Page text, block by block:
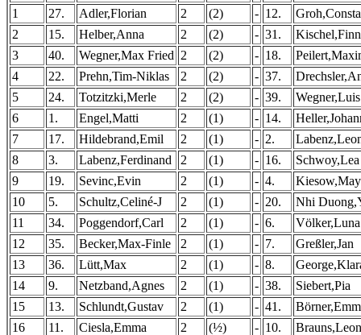
1
27. Adler,Florian 2 (2) - 12.
2
15. Helber,Anna 2 (2) - 31.
Kischel,Finn
3
40. Wegner,Max Fried 2 (2) - 18.
4
22. Prehn,Tim-Niklas 2 (2) - 37.
5
24. Totzitzki,Merle 2 (2) - 39.
6
1. Engel,Matti 2 (1) - 14.
7
17. Hildebrand,Emil 2 (1) - 2.
8
3. Labenz,Ferdinand 2 (1) - 16.
Schwoy,Lea
9
19. Sevinc,Evin 2 (1) - 4.
10
5. Schultz,Celiné-J 2 (1) - 20.
Nhi
11
34. Poggendorf,Carl 2 (1) - 6.
Völker,Luna
12
35. Becker,Max-Finle 2 (1) - 7.
Greßler,Jan
13
36. Lütt,Max 2 (1) - 8.
14
9. Netzband,Agnes 2 (1) - 38.
Siebert,Pia
15
13. Schlundt,Gustav 2 (1) - 41.
16
11. Ciesla,Emma 2 (½) - 10.